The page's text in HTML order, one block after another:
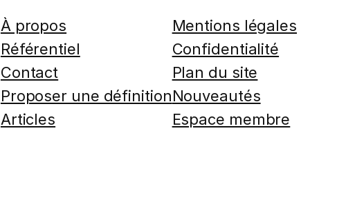
À propos
Référentiel
Contact
Proposer une définition
Articles
Mentions légales
Confidentialité
Plan du site
Nouveautés
Espace membre